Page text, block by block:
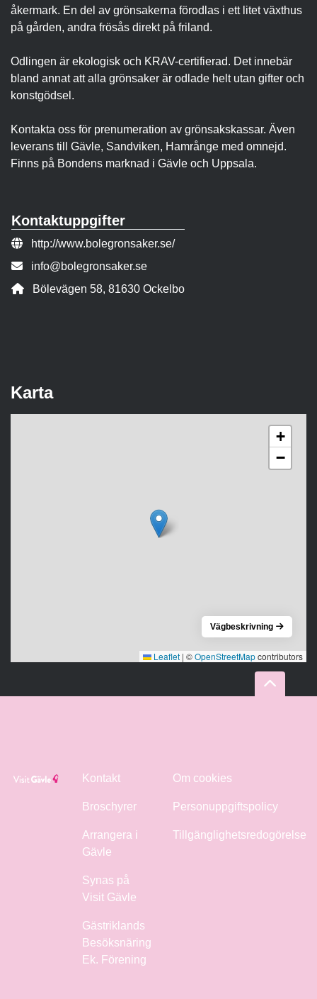
åkermark. En del av grönsakerna förodlas i ett litet växthus
på gården, andra frösås direkt på friland.
Odlingen är ekologisk och KRAV-certifierad. Det innebär
bland annat att alla grönsaker är odlade helt utan gifter och
konstgödsel.
Kontakta oss för prenumeration av grönsakskassar. Även
leverans till Gävle, Sandviken, Hamrånge med omnejd.
Finns på Bondens marknad i Gävle och Uppsala.
Kontaktuppgifter
Webbsida:
http://www.bolegronsaker.se/
E-post:
info@bolegronsaker.se
Adress:
Bölevägen 58, 81630 Ockelbo
Karta
+
−
Leaflet | ©OpenStreetMapcontributors
Vägbeskrivning
Kontakt
Broschyrer
Arrangera i
Gävle
Synas på
Visit Gävle
Gästriklands
Besöksnäring
Ek. Förening
Om cookies
Personuppgiftspolicy
Tillgänglighetsredogörelse